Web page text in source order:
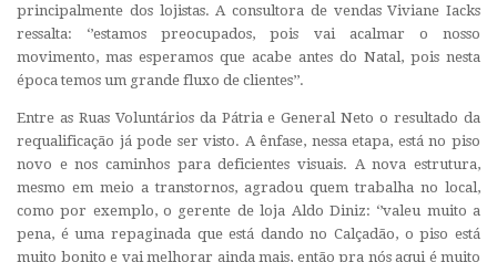
principalmente dos lojistas. A consultora de vendas Viviane Iacks
ressalta: ‘’estamos preocupados, pois vai acalmar o nosso
movimento, mas esperamos que acabe antes do Natal, pois nesta
época temos um grande fluxo de clientes’’.
Entre as Ruas Voluntários da Pátria e General Neto o resultado da
requalificação já pode ser visto. A ênfase, nessa etapa, está no piso
novo e nos caminhos para deficientes visuais. A nova estrutura,
mesmo em meio a transtornos, agradou quem trabalha no local,
como por exemplo, o gerente de loja Aldo Diniz: ‘’valeu muito a
pena, é uma repaginada que está dando no Calçadão, o piso está
muito bonito e vai melhorar ainda mais, então pra nós aqui é muito